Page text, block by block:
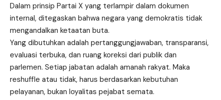
Dalam prinsip Partai X yang terlampir dalam dokumen
internal, ditegaskan bahwa negara yang demokratis tidak
mengandalkan ketaatan buta.
Yang dibutuhkan adalah pertanggungjawaban, transparansi,
evaluasi terbuka, dan ruang koreksi dari publik dan
parlemen. Setiap jabatan adalah amanah rakyat. Maka
reshuffle atau tidak, harus berdasarkan kebutuhan
pelayanan, bukan loyalitas pejabat semata.